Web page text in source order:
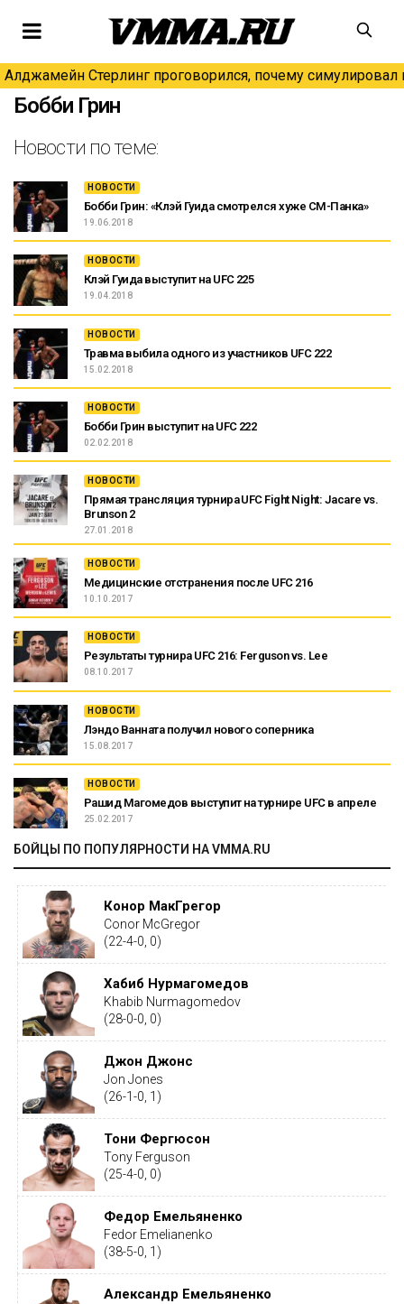
Алджамейн Стерлинг проговорился, почему симулировал
Бобби Грин
Новости по теме:
НОВОСТИ
Бобби Грин: «Клэй Гуида смотрелся хуже СМ-Панка»
19.06.2018
НОВОСТИ
Клэй Гуида выступит на UFC 225
19.04.2018
НОВОСТИ
Травма выбила одного из участников UFC 222
15.02.2018
НОВОСТИ
Бобби Грин выступит на UFC 222
02.02.2018
НОВОСТИ
Прямая трансляция турнира UFC Fight Night: Jacare vs.
Brunson 2
27.01.2018
НОВОСТИ
Медицинские отстранения после UFC 216
10.10.2017
НОВОСТИ
Результаты турнира UFC 216: Ferguson vs. Lee
08.10.2017
НОВОСТИ
Лэндо Ванната получил нового соперника
15.08.2017
НОВОСТИ
Рашид Магомедов выступит на турнире UFC в апреле
25.02.2017
БОЙЦЫ ПО ПОПУЛЯРНОСТИ НА VMMA.RU
Конор МакГрегор
Conor McGregor
(22-4-0, 0)
Хабиб Нурмагомедов
Khabib Nurmagomedov
(28-0-0, 0)
Джон Джонс
Jon Jones
(26-1-0, 1)
Тони Фергюсон
Tony Ferguson
(25-4-0, 0)
Федор Емельяненко
Fedor Emelianenko
(38-5-0, 1)
Александр Емельяненко